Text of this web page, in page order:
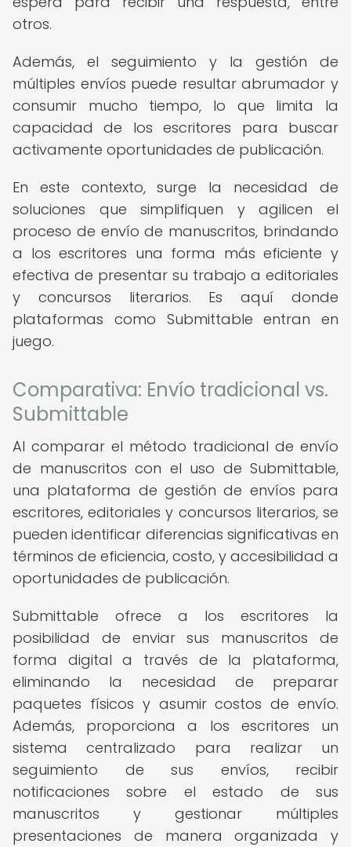
otros.
Además, el seguimiento y la gestión de
múltiples envíos puede resultar abrumador y
consumir mucho tiempo, lo que limita la
capacidad de los escritores para buscar
activamente oportunidades de publicación.
En este contexto, surge la necesidad de
soluciones que simplifiquen y agilicen el
proceso de envío de manuscritos, brindando
a los escritores una forma más eficiente y
efectiva de presentar su trabajo a editoriales
y concursos literarios. Es aquí donde
plataformas como Submittable entran en
juego.
Comparativa: Envío tradicional vs.
Submittable
Al comparar el método tradicional de envío
de manuscritos con el uso de Submittable,
una plataforma de gestión de envíos para
escritores, editoriales y concursos literarios, se
pueden identificar diferencias significativas en
términos de eficiencia, costo, y accesibilidad a
oportunidades de publicación.
Submittable ofrece a los escritores la
posibilidad de enviar sus manuscritos de
forma digital a través de la plataforma,
eliminando la necesidad de preparar
paquetes físicos y asumir costos de envío.
Además, proporciona a los escritores un
sistema centralizado para realizar un
seguimiento de sus envíos, recibir
notificaciones sobre el estado de sus
manuscritos y gestionar múltiples
presentaciones de manera organizada y